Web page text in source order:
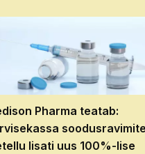
Pharma teatab:
soodusravimite
lisati uus 100%-lise